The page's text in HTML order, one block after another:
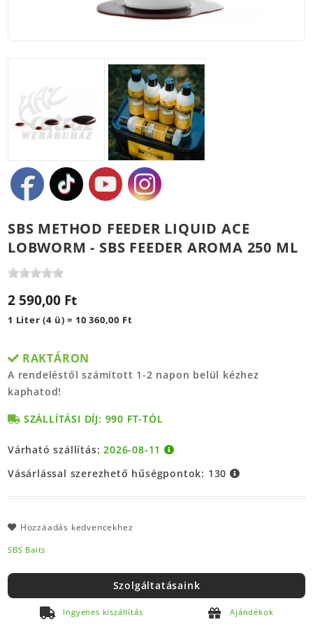
SBS METHOD FEEDER LIQUID ACE
LOBWORM - SBS FEEDER AROMA 250 ML
2 590,00 Ft
1 Liter (4 ü) = 10 360,00 Ft
RAKTÁRON
A rendeléstől számított 1-2 napon belül kézhez
kaphatod!
SZÁLLÍTÁSI DÍJ: 990 FT-TÓL
Várható szállítás:2026-08-11
Vásárlással szerezhető hűségpontok: 130
Hozzáadás kedvencekhez
SBS Baits
Szolgáltatásaink
Ingyenes kiszállítás Ajándékok